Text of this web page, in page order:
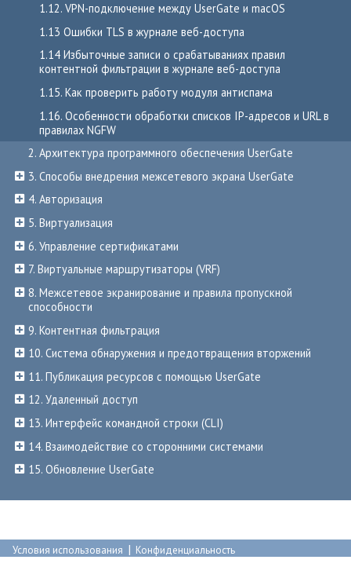
1.12. VPN-подключение между UserGate и macOS
1.13 Ошибки TLS в журнале веб-доступа
1.14 Избыточные записи о срабатываниях правил
контентной фильтрации в журнале веб-доступа
1.15. Как проверить работу модуля антиспама
1.16. Особенности обработки списков IP-адресов и URL в
правилах NGFW
2. Архитектура программного обеспечения UserGate
3. Способы внедрения межсетевого экрана UserGate
4. Авторизация
5. Виртуализация
6. Управление сертификатами
7. Виртуальные маршрутизаторы (VRF)
8. Межсетевое экранирование и правила пропускной
способности
9. Контентная фильтрация
10. Система обнаружения и предотвращения вторжений
11. Публикация ресурсов с помощью UserGate
12. Удаленный доступ
13. Интерфейс командной строки (CLI)
14. Взаимодействие со сторонними системами
15. Обновление UserGate
Условия использования | Конфиденциальность